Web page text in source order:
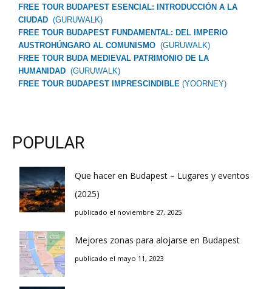
FREE TOUR BUDAPEST ESENCIAL: INTRODUCCIÓN A LA
CIUDAD (GURUWALK)
FREE TOUR BUDAPEST FUNDAMENTAL: DEL IMPERIO
AUSTROHÚNGARO AL COMUNISMO (GURUWALK)
FREE TOUR BUDA MEDIEVAL PATRIMONIO DE LA
HUMANIDAD (GURUWALK)
FREE TOUR BUDAPEST IMPRESCINDIBLE (YOORNEY)
POPULAR
Que hacer en Budapest – Lugares y eventos
(2025)
publicado el noviembre 27, 2025
Mejores zonas para alojarse en Budapest
publicado el mayo 11, 2023